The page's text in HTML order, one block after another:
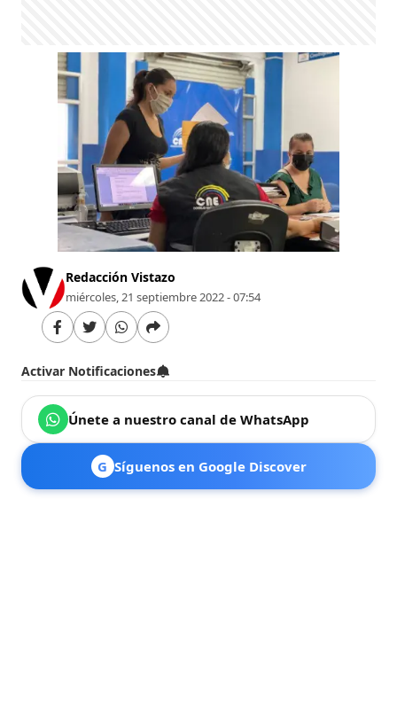
Redacción Vistazo
miércoles, 21 septiembre 2022 - 07:54
Activar Notificaciones
Únete a nuestro canal de WhatsApp
G Síguenos en Google Discover